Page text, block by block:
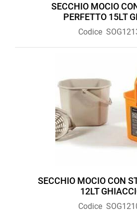
SECCHIO MOCIO
PERFETTO 15LT
Codice
SECCHIO MOCIO CON
12LT
Codice